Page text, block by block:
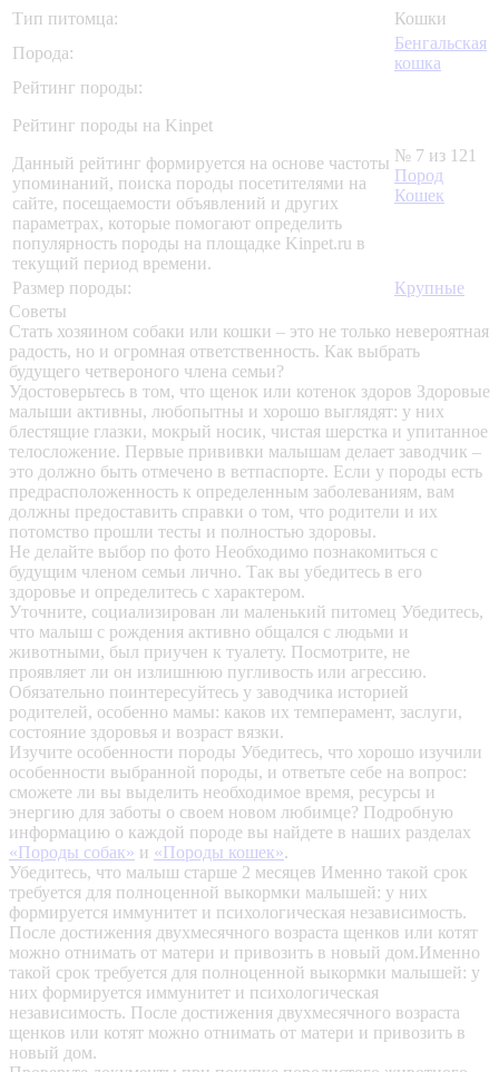
Тип питомца:
Кошки
Порода:
Бенгальская
кошка
Рейтинг породы:
Рейтинг породы на Kinpet
Данный рейтинг формируется на основе частоты
упоминаний, поиска породы посетителями на
сайте, посещаемости объявлений и других
параметрах, которые помогают определить
популярность породы на площадке Kinpet.ru в
текущий период времени.
№ 7 из 121
Пород
Кошек
Размер породы:
Крупные
Советы
Стать хозяином собаки или кошки – это не только невероятная
радость, но и огромная ответственность. Как выбрать
будущего четвероного члена семьи?
Удостоверьтесь в том, что щенок или котенок здоров Здоровые
малыши активны, любопытны и хорошо выглядят: у них
блестящие глазки, мокрый носик, чистая шерстка и упитанное
телосложение. Первые прививки малышам делает заводчик –
это должно быть отмечено в ветпаспорте. Если у породы есть
предрасположенность к определенным заболеваниям, вам
должны предоставить справки о том, что родители и их
потомство прошли тесты и полностью здоровы.
Не делайте выбор по фото Необходимо познакомиться с
будущим членом семьи лично. Так вы убедитесь в его
здоровье и определитесь с характером.
Уточните, социализирован ли маленький питомец Убедитесь,
что малыш с рождения активно общался с людьми и
животными, был приучен к туалету. Посмотрите, не
проявляет ли он излишнюю пугливость или агрессию.
Обязательно поинтересуйтесь у заводчика историей
родителей, особенно мамы: каков их темперамент, заслуги,
состояние здоровья и возраст вязки.
Изучите особенности породы Убедитесь, что хорошо изучили
особенности выбранной породы, и ответьте себе на вопрос:
сможете ли вы выделить необходимое время, ресурсы и
энергию для заботы о своем новом любимце? Подробную
информацию о каждой породе вы найдете в наших разделах
«Породы собак» и «Породы кошек».
Убедитесь, что малыш старше 2 месяцев Именно такой срок
требуется для полноценной выкормки малышей: у них
формируется иммунитет и психологическая независимость.
После достижения двухмесячного возраста щенков или котят
можно отнимать от матери и привозить в новый дом.Именно
такой срок требуется для полноценной выкормки малышей: у
них формируется иммунитет и психологическая
независимость. После достижения двухмесячного возраста
щенков или котят можно отнимать от матери и привозить в
новый дом.